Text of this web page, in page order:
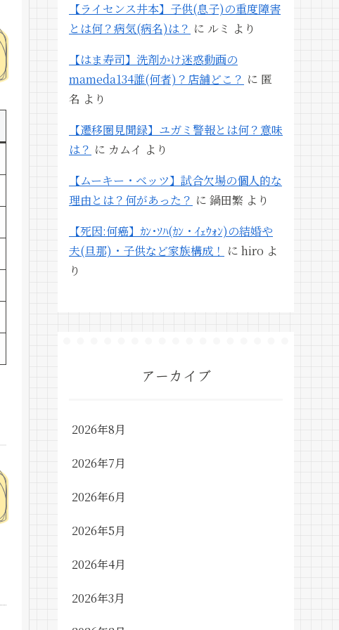
【ライセンス井本】子供(息子)の重度障害
とは何？病気(病名)は？ に ルミ より
【はま寿司】洗剤かけ迷惑動画の
mameda134誰(何者)？店舗どこ？ に 匿
名 より
【遷移圏見聞録】ユガミ警報とは何？意味
は？ に カムイ より
【ムーキー・ベッツ】試合欠場の個人的な
理由とは？何があった？ に 鍋田繁 より
【死因:何癌】ｶﾝ･ｿﾊ(ｶﾝ・ｲｪｳｫﾝ)の結婚や
夫(旦那)・子供など家族構成！ に hiro よ
り
アーカイブ
2026年8月
2026年7月
2026年6月
2026年5月
2026年4月
2026年3月